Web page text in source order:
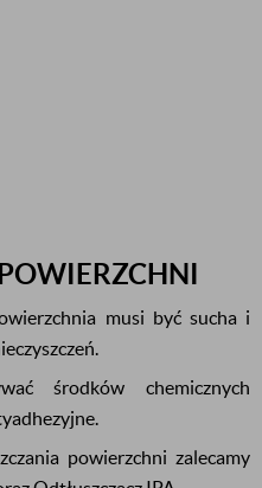
musi być sucha i
środków chemicznych
powierzchni zalecamy